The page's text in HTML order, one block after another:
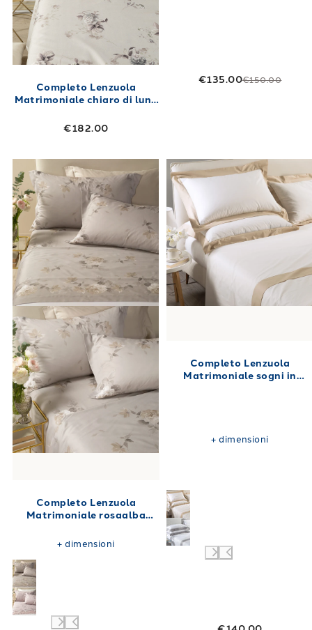
Completo Lenzuola
Matrimoniale chiaro di luna
€182.00
€135.00€150.00
Completo Lenzuola Matrimoniale
Completo Lenzuola
Matrimoniale rosaalba
240X280
+dimensioni
Link to "
Completo Lenzuola
Matrimoniale sogni in
+dimensioni